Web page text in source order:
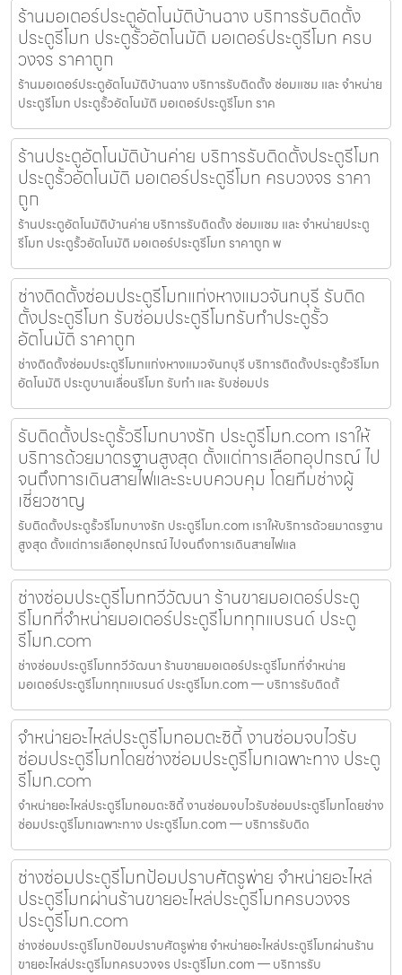
ร้านมอเตอร์ประตูอัตโนมัติบ้านฉาง บริการรับติดตั้ง
ประตูรีโมท ประตูรั้วอัตโนมัติ มอเตอร์ประตูรีโมท ครบ
วงจร ราคาถูก
ร้านมอเตอร์ประตูอัตโนมัติบ้านฉาง บริการรับติดตั้ง ซ่อมแซม และ จำหน่าย
ประตูรีโมท ประตูรั้วอัตโนมัติ มอเตอร์ประตูรีโมท ราค
ร้านประตูอัตโนมัติบ้านค่าย บริการรับติดตั้งประตูรีโมท
ประตูรั้วอัตโนมัติ มอเตอร์ประตูรีโมท ครบวงจร ราคา
ถูก
ร้านประตูอัตโนมัติบ้านค่าย บริการรับติดตั้ง ซ่อมแซม และ จำหน่ายประตู
รีโมท ประตูรั้วอัตโนมัติ มอเตอร์ประตูรีโมท ราคาถูก พ
ช่างติดตั้งซ่อมประตูรีโมทแก่งหางแมวจันทบุรี รับติด
ตั้งประตูรีโมท รับซ่อมประตูรีโมทรับทำประตูรั้ว
อัตโนมัติ ราคาถูก
ช่างติดตั้งซ่อมประตูรีโมทแก่งหางแมวจันทบุรี บริการติดตั้งประตูรั้วรีโมท
อัตโนมัติ ประตูบานเลื่อนรีโมท รับทำ และ รับซ่อมปร
รับติดตั้งประตูรั้วรีโมทบางรัก ประตูรีโมท.com เราให้
บริการด้วยมาตรฐานสูงสุด ตั้งแต่การเลือกอุปกรณ์ ไป
จนถึงการเดินสายไฟและระบบควบคุม โดยทีมช่างผู้
เชี่ยวชาญ
รับติดตั้งประตูรั้วรีโมทบางรัก ประตูรีโมท.com เราให้บริการด้วยมาตรฐาน
สูงสุด ตั้งแต่การเลือกอุปกรณ์ ไปจนถึงการเดินสายไฟแล
ช่างซ่อมประตูรีโมททวีวัฒนา ร้านขายมอเตอร์ประตู
รีโมทที่จำหน่ายมอเตอร์ประตูรีโมททุกแบรนด์ ประตู
รีโมท.com
ช่างซ่อมประตูรีโมททวีวัฒนา ร้านขายมอเตอร์ประตูรีโมทที่จำหน่าย
มอเตอร์ประตูรีโมททุกแบรนด์ ประตูรีโมท.com — บริการรับติดตั้
จำหน่ายอะไหล่ประตูรีโมทอมตะซิตี้ งานซ่อมจบไวรับ
ซ่อมประตูรีโมทโดยช่างซ่อมประตูรีโมทเฉพาะทาง ประตู
รีโมท.com
จำหน่ายอะไหล่ประตูรีโมทอมตะซิตี้ งานซ่อมจบไวรับซ่อมประตูรีโมทโดยช่าง
ซ่อมประตูรีโมทเฉพาะทาง ประตูรีโมท.com — บริการรับติด
ช่างซ่อมประตูรีโมทป้อมปราบศัตรูพ่าย จำหน่ายอะไหล่
ประตูรีโมทผ่านร้านขายอะไหล่ประตูรีโมทครบวงจร
ประตูรีโมท.com
ช่างซ่อมประตูรีโมทป้อมปราบศัตรูพ่าย จำหน่ายอะไหล่ประตูรีโมทผ่านร้าน
ขายอะไหล่ประตูรีโมทครบวงจร ประตูรีโมท.com — บริการรับ